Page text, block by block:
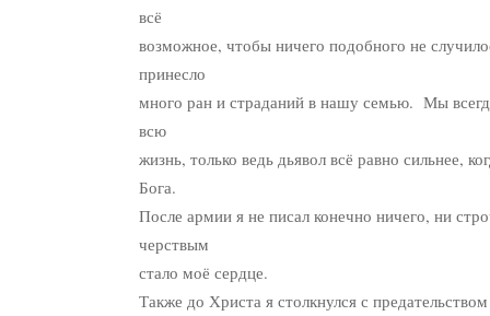
всё
возможное, чтобы ничего подобного не
принесло
много ран и страданий в нашу семью. Мы
всю
жизнь, только ведь дьявол всё равно сильнее,
Бога.
После армии я не писал конечно ничего, ни
черствым
стало моё сердце.
Также до Христа я столкнулся с